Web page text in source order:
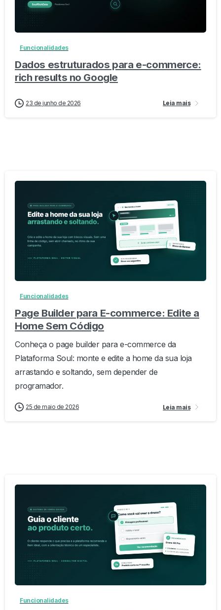
Funcionalidades
Dados estruturados para e-commerce:
rich results no Google
23 de junho de 2026 Leia mais
Funcionalidades
Page Builder para E-commerce: Edite a
Home Sem Código
Conheça o page builder para e-commerce da
Plataforma Soul: monte e edite a home da sua loja
arrastando e soltando, sem depender de
programador.
25 de maio de 2026 Leia mais
Funcionalidades